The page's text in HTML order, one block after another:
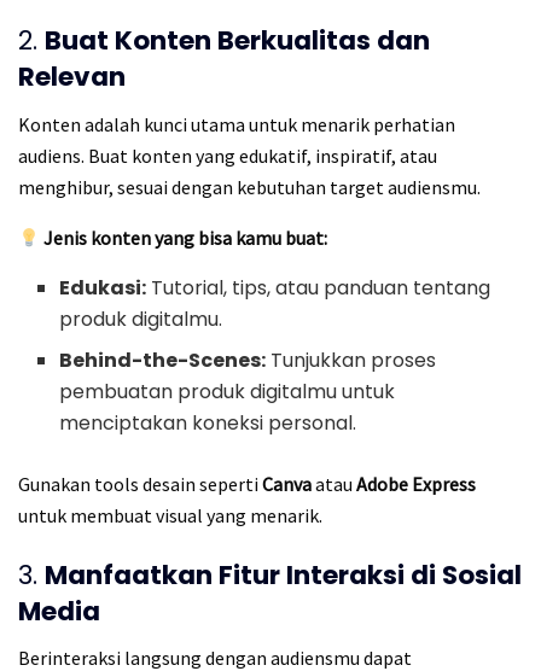
2. Buat Konten Berkualitas dan
Relevan
Konten adalah kunci utama untuk menarik perhatian
audiens. Buat konten yang edukatif, inspiratif, atau
menghibur, sesuai dengan kebutuhan target audiensmu.
Jenis konten yang bisa kamu buat:
Edukasi: Tutorial, tips, atau panduan tentang
produk digitalmu.
Behind-the-Scenes: Tunjukkan proses
pembuatan produk digitalmu untuk
menciptakan koneksi personal.
Gunakan tools desain sepertiCanvaatau Adobe Express
untuk membuat visual yang menarik.
3. Manfaatkan Fitur Interaksi di Sosial
Media
Berinteraksi langsung dengan audiensmu dapat